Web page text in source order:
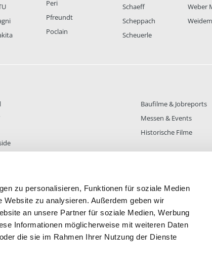
zu personalisieren, Funktionen für soziale Medien
zu analysieren. Außerdem geben wir
an unsere Partner für soziale Medien, Werbung
Informationen möglicherweise mit weiteren Daten
die sie im Rahmen Ihrer Nutzung der Dienste
Peri
Pfreundt
Poclain
Schaeff
Scheppach
Scheuerle
Weber
Baufilme & Jobreports
Messen & Events
Historische Filme
FOREN STATISTIK ALLE THEMEN